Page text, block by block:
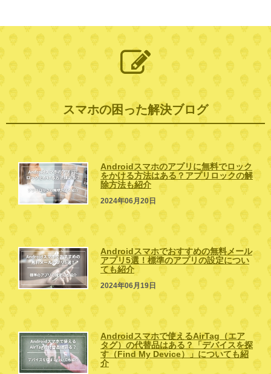
スマホの困った解決ブログ
Androidスマホのアプリに無料でロック
をかける方法はある？アプリロックの解
除方法も紹介
2024年06月20日
Androidスマホでおすすめの無料メール
アプリ5選！標準のアプリの設定につい
ても紹介
2024年06月19日
Androidスマホで使えるAirTag（エア
タグ）の代替品はある？「デバイスを探
す（Find My Device）」についても紹
介